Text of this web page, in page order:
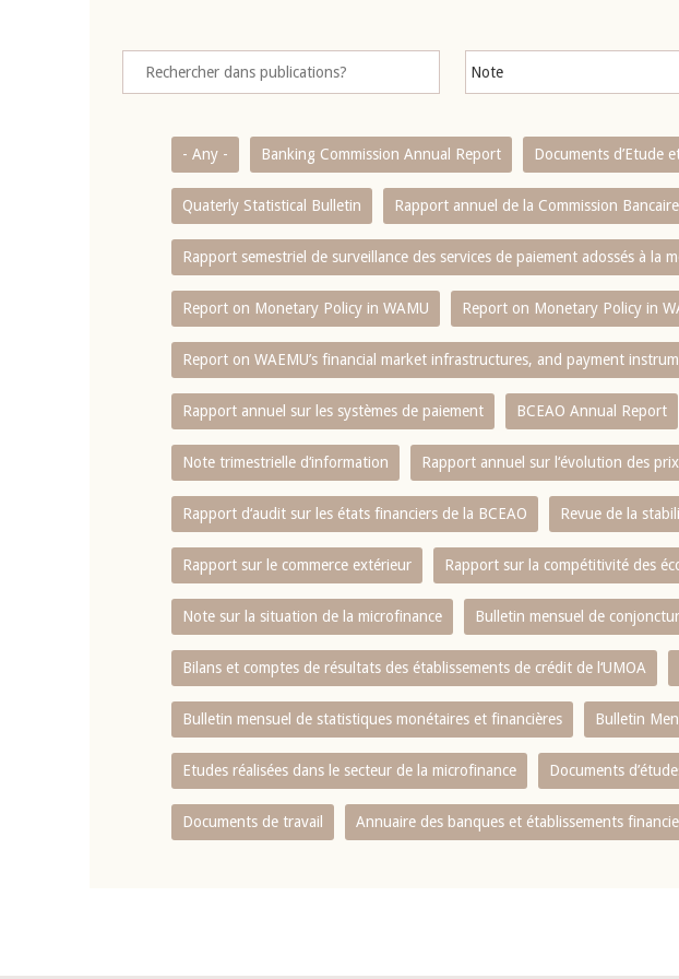
- Any - Banking Commission Annual Report Documents d’Etude
Quaterly Statistical Bulletin Rapport annuel de la Commission Bancaire
Rapport semestriel de surveillance des services de paiement adossés à la
Report on Monetary Policy in WAMU Report on Monetary Policy in
Report on WAEMU’s financial market infrastructures, and payment
Rapport annuel sur les systèmes de paiement BCEAO Annual Report
Note trimestrielle d‘information Rapport annuel sur l‘évolution des
Rapport d‘audit sur les états financiers de la BCEAO Revue de la
Rapport sur le commerce extérieur Rapport sur la compétitivité des
Note sur la situation de la microfinance Bulletin mensuel de
Bilans et comptes de résultats des établissements de crédit de l‘UMOA
Bulletin mensuel de statistiques monétaires et financières Bulletin
Etudes réalisées dans le secteur de la microfinance Documents
Documents de travail Annuaire des banques et établissements